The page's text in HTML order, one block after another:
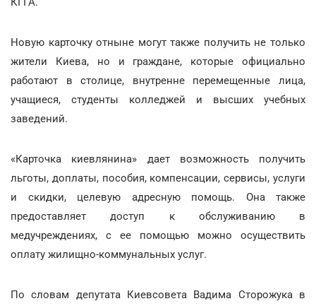
Новую карточку отныне могут также получить не только
жители Киева, но и граждане, которые официально
работают в столице, внутренне перемещенные лица,
учащиеся, студенты колледжей и высших учебных
заведений.
«Карточка киевлянина» дает возможность получить
льготы, доплаты, пособия, компенсации, сервисы, услуги
и скидки, целевую адресную помощь. Она также
предоставляет доступ к обслуживанию в
медучреждениях, с ее помощью можно осуществить
оплату жилищно-коммунальных услуг.
По словам депутата Киевсовета Вадима Сторожука в